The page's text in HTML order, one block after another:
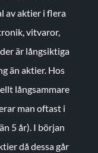
av aktier i flera
vitvaror,
är långsiktiga
än aktier. Hos
långsammare
man oftast i
5 år). I början
då dessa går